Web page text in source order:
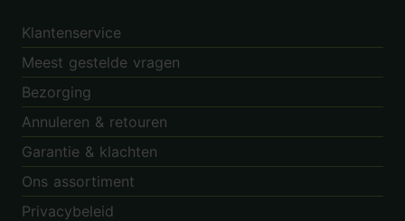
Klantenservice
Meest gestelde vragen
Bezorging
Annuleren & retouren
Garantie & klachten
Ons assortiment
Privacybeleid